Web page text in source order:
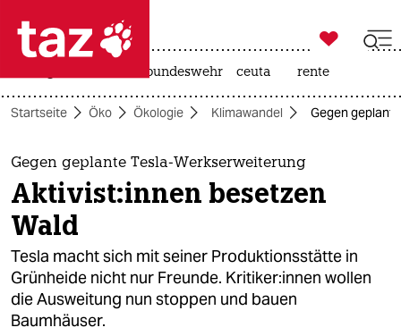
 taz zahl ich
taz zahl ich
themen
politik
öko
gesellschaft
kultur

taz zahl ich
bundeswehr ceuta rente
Startseite Öko Ökologie Klimawandel Gegen
Gegen geplante Tesla-Werkserweiterung
Ak­ti­vis­t:in­nen besetzen
Wald
Tesla macht sich mit seiner Produktionsstätte in
Grünheide nicht nur Freunde. Kri­ti­ke­r:in­nen wollen
die Ausweitung nun stoppen und bauen
Baumhäuser.